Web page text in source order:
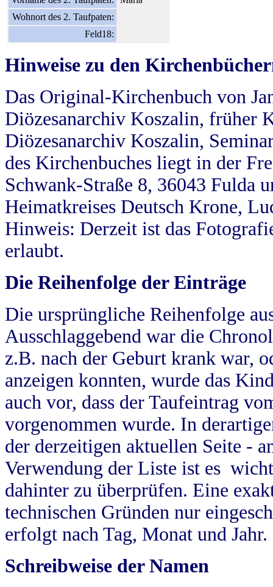
Wohnort des 2. Taufpaten:
Feld18:
Hinweise zu den
Das Original-Kirchenbuch von
Diözesanarchiv Koszalin, früher
Diözesanarchiv Koszalin,
des Kirchenbuches liegt in der
Schwank-Straße 8, 36043 Fulda
Heimatkreises Deutsch Krone,
Hinweis: Derzeit ist das
erlaubt.
Die Reihenfolge der Einträge
Die ursprüngliche Reihenfolge
Ausschlaggebend war die
z.B. nach der Geburt krank war,
anzeigen konnten, wurde das
auch vor, dass der Taufeintrag
vorgenommen wurde. In
der derzeitigen aktuellen Seite -
Verwendung der Liste ist es
dahinter zu überprüfen. Eine
technischen Gründen nur
erfolgt nach Tag, Monat und Jahr.
Schreibweise der Namen